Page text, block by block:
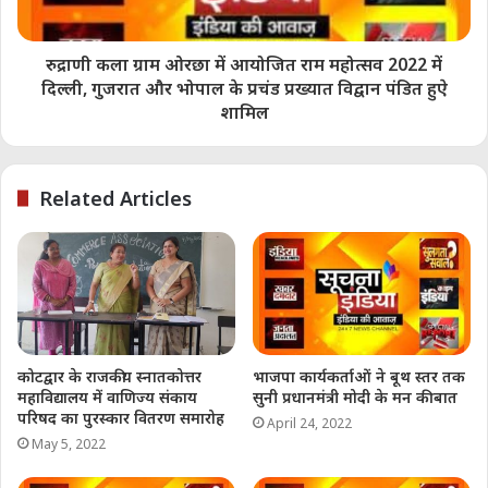
Lokesh Mishra
Share this:
Telegram
WhatsApp Email
Like this:
रुद्राणी कला ग्राम ओरछा में आयोजित राम महोत्सव 2022 में
दिल्ली, गुजरात और भोपाल के प्रचंड प्रख्यात विद्वान पंडित हुऐ
शामिल
Related Articles
कोटद्वार के राजकीय स्नातकोत्तर
महाविद्यालय में वाणिज्य संकाय
परिषद का पुरस्कार वितरण समारोह
May 5, 2022
भाजपा कार्यकर्ताओं ने बूथ स्तर तक
सुनी प्रधानमंत्री मोदी के मन की बात
April 24, 2022